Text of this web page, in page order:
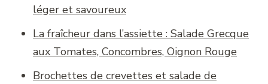
léger et savoureux
La fraîcheur dans l’assiette : Salade Grecque
aux Tomates, Concombres, Oignon Rouge
Brochettes de crevettes et salade de